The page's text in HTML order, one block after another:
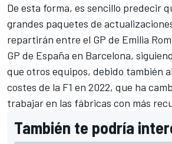
De esta forma, es sencillo predecir
grandes paquetes de
repartirán entre el GP de Emilia
GP de España en Barcelona,
que otros equipos, debido también
costes de la F1 en 2022, que ha
trabajar en las fábricas con más
También te podría